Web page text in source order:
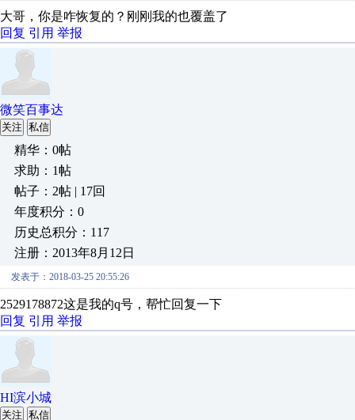
大哥，你是咋恢复的？刚刚我的也覆盖了
回复 引用 举报
微笑百事达
关注 私信
精华：0帖
求助：1帖
帖子：2帖 | 17回
年度积分：0
历史总积分：117
注册：2013年8月12日
发表于：2018-03-25 20:55:26
2529178872这是我的q号，帮忙回复一下
回复 引用 举报
HI滨小城
关注 私信